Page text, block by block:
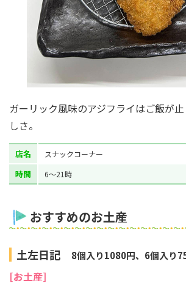
ガーリック風味のアジフライはご飯が
しさ。
店名 スナックコーナー
時間 6～21時
おすすめのお土産
土左日記 8個入り1080円、6個入り
[お土産]